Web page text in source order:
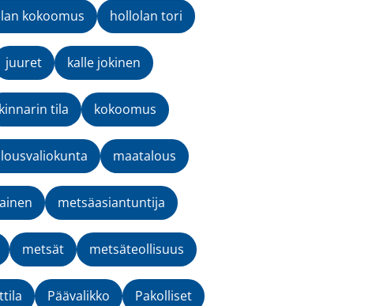
kokoomus hollolan tori
juuret kalle jokinen
kinnarin tila kokoomus
maatalous
metsäasiantuntija
metsät metsäteollisuus
Päävalikko Pakolliset